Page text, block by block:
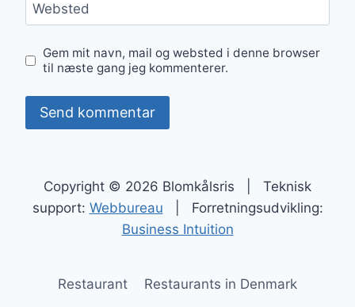
Websted
Gem mit navn, mail og websted i denne browser
til næste gang jeg kommenterer.
Copyright © 2026 Blomkålsris | Teknisk
support: Webbureau | Forretningsudvikling:
Business Intuition
Restaurant
Restaurants in Denmark